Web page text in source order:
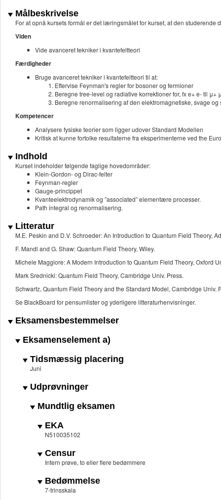
Målbeskrivelse
For at opnå kursets formål er det læringsmålet for kurset, at den studerende
Viden
Vide avanceret tekniker i kvantefeltteori
Færdigheder
Bruge avanceret tekniker i kvantefeltteori til at:
Eftervise Feynman's regler for bosoner og fermioner
Beregne tree-level og radiative korrektioner for, fx e+ e- til μ+
Beregne renormalisering af den elektromagnetiske, svage
Kompetencer
Analysere fysiske teorier som ligger udover Standard Modellen
Kritisk at kunne fortolke resultaterne fra eksperimenterne ved the
Indhold
Kurset indeholder følgende faglige hovedområder:
Klein-Gordon- og Dirac-felter
Feynman-regler
Gauge-princippet
Kvanteelektrodynamik og ”associated” elementære processer.
Path integral og renormalisering.
Litteratur
M.E. Peskin and D.V. Schroeder: An Introduction to Quantum Field Theory,
F. Mandl and G. Shaw: Quantum Field Theory, Wiley.
Michele Maggiore: A Modern Introduction to Quantum Field Theory, Oxford
Mark Srednicki: Quantum Field Theory, Cambridge Univ. Press.
Schwartz, Quantum Field Theory and the Standard Model, Cambridge Univ.
Se BlackBoard for pensumlister og yderligere litteraturhenvisninger.
Eksamensbestemmelser
Eksamenselement a)
Tidsmæssig placering
Juni
Udprøvninger
Mundtlig eksamen
EKA
N510035102
Censur
Intern prøve, to eller flere bedømmere
Bedømmelse
7-trinsskala